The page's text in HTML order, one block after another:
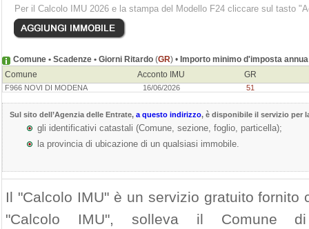
Per il Calcolo IMU 2026 e la stampa del Modello F24 cliccare sul tasto
Comune • Scadenze • Giorni Ritardo (GR) • Importo minimo d'imposta annua
Comune
Acconto IMU GR
F966 NOVI DI MODENA 16/06/2026 51
Sul sito dell’Agenzia delle Entrate, a questo indirizzo, è disponibile il servizio per
gli identificativi catastali (Comune, sezione, foglio, particella);
la provincia di ubicazione di un qualsiasi immobile.
Il "Calcolo IMU" è un servizio gratuito
"Calcolo IMU", solleva il Comune